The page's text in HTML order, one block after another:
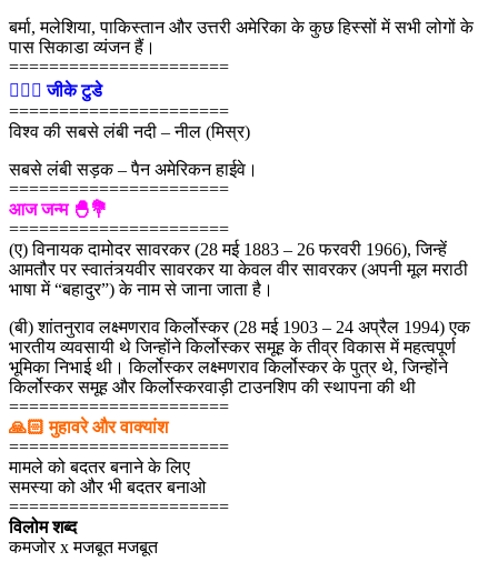
बर्मा, मलेशिया, पाकिस्तान और उत्तरी अमेरिका के कुछ हिस्सों में सभी लोगों के
पास सिकाडा व्यंजन हैं।
======================
💁🏻‍♂‍ जीके टुडे
======================
विश्व की सबसे लंबी नदी – नील (मिस्र)
सबसे लंबी सड़क – पैन अमेरिकन हाईवे।
======================
आज जन्म 🐣💐
======================
(ए) विनायक दामोदर सावरकर (28 मई 1883 – 26 फरवरी 1966), जिन्हें
आमतौर पर स्वातंत्र्यवीर सावरकर या केवल वीर सावरकर (अपनी मूल मराठी
भाषा में “बहादुर”) के नाम से जाना जाता है।
(बी) शांतनुराव लक्ष्मणराव किर्लोस्कर (28 मई 1903 – 24 अप्रैल 1994) एक
भारतीय व्यवसायी थे जिन्होंने किर्लोस्कर समूह के तीव्र विकास में महत्वपूर्ण
भूमिका निभाई थी। किर्लोस्कर लक्ष्मणराव किर्लोस्कर के पुत्र थे, जिन्होंने
किर्लोस्कर समूह और किर्लोस्करवाड़ी टाउनशिप की स्थापना की थी
======================
🙏🏻 मुहावरे और वाक्यांश
======================
मामले को बदतर बनाने के लिए
समस्या को और भी बदतर बनाओ
======================
विलोम शब्द
कमजोर x मजबूत मजबूत